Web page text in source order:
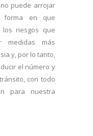
puede arrojar
forma en que
riesgos que
medidas más
y, por lo tanto,
el número y
con todo
para nuestra